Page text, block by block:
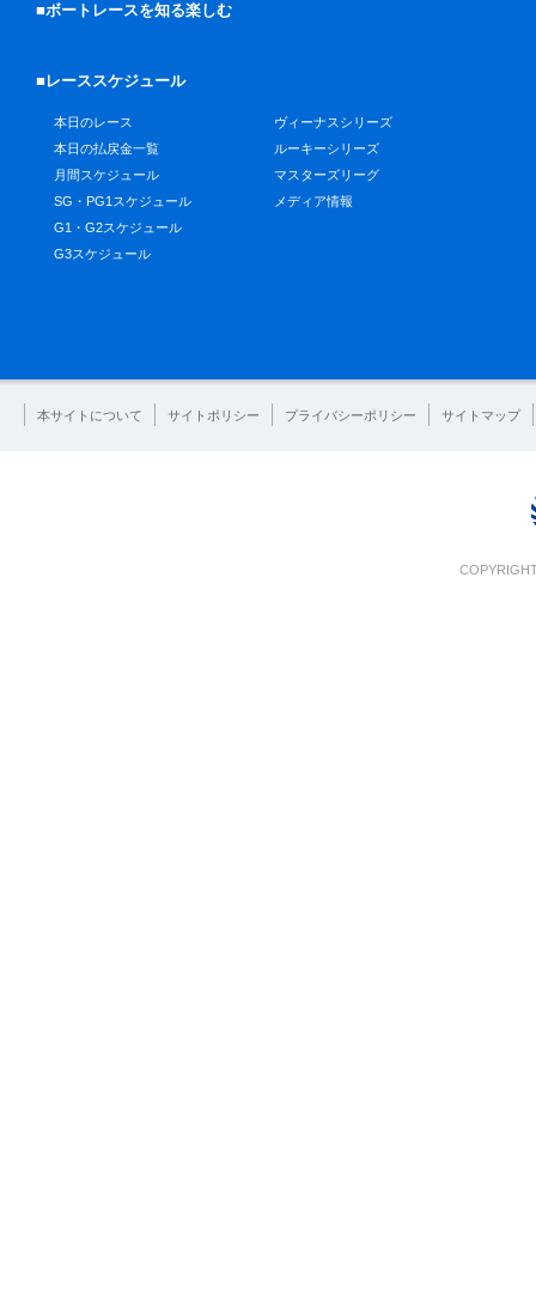
■ボートレースを知る楽しむ
■レーススケジュール
本日のレース
本日の払戻金一覧
月間スケジュール
SG・PG1スケジュール
G1・G2スケジュール
G3スケジュール
ヴィーナスシリーズ
ルーキーシリーズ
マスターズリーグ
メディア情報
本サイトについて サイトポリシー プライバシーポリシー サイトマップ